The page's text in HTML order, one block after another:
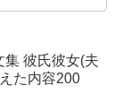
彼氏彼女(夫
た内容200